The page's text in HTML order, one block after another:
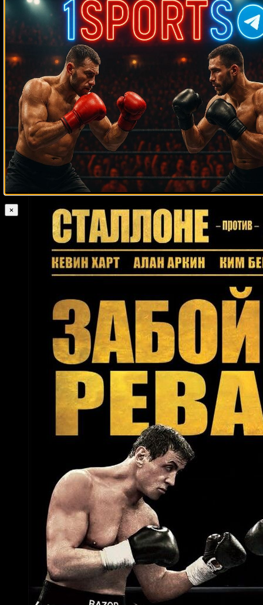
Случайные боксеры
Скотт Леду Паоло Видоц Хосе Армандо Санта Крус
Мануэль Чарр
Кит Холмс Кертис Шеппард Деандри Аброн
Луис Рамирес
Табисо Мчуну Кшиштоф Влодарчик Джозеф Пайфер
Роман
Долидзе
Сезар Моралес Хуан Карлос Пайано
Наджиб Мохаммеди
Джесс Уиллард Джеймс Тиллис Рафаэль Физиев
Николай Фирта
Герхард Цех Ремихио Молина Дейвесон Фигередо Гильермо Джонс
Серхио Агила Маркос Майдана Майкл Спинкс Мигель Карризоза
Джефферсон Гонсало Рис МакКи Кливленд Уильямс Чарльз
Шаффорд Айзек Чилемба Крейг Ричардс Руслан Семёнов
Дон
Вальдхейм Саид Лаваль Карл Уиллис Феликс Тринидад
Рикки Хаттон Фернан Маркотт Рикардо Нуньес
Ладислао Михангос
Денис Баландин Кевин Картер
×